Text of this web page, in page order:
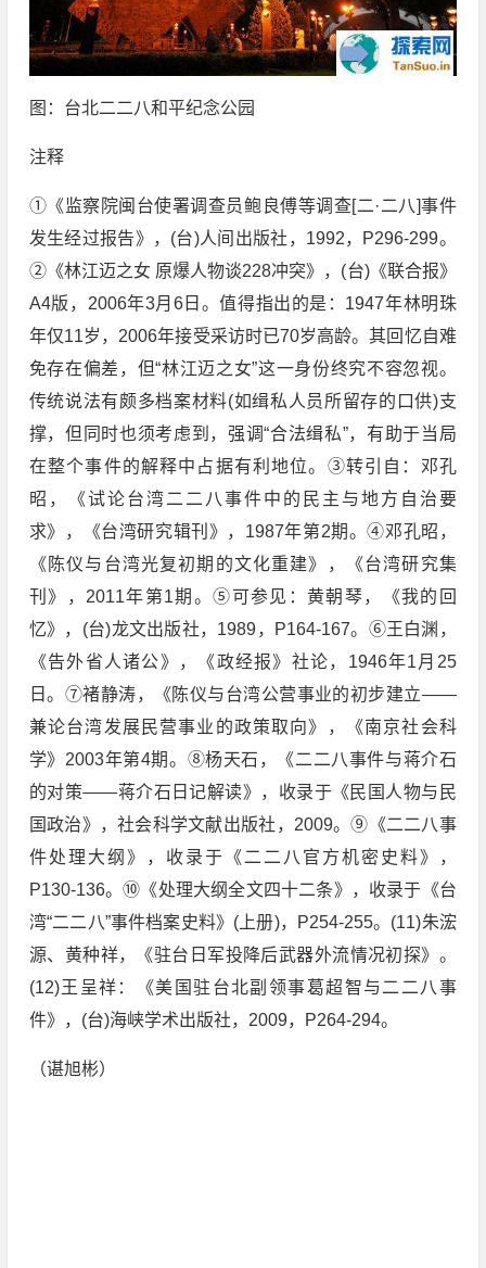
图：台北二二八和平纪念公园
注释
①《监察院闽台使署调查员鲍良傅等调查[二·二八]事件
发生经过报告》，(台)人间出版社，1992，P296-299。
②《林江迈之女 原爆人物谈228冲突》，(台)《联合报》
A4版，2006年3月6日。值得指出的是：1947年林明珠
年仅11岁，2006年接受采访时已70岁高龄。其回忆自难
免存在偏差，但“林江迈之女”这一身份终究不容忽视。
传统说法有颇多档案材料(如缉私人员所留存的口供)支
撑，但同时也须考虑到，强调“合法缉私”，有助于当局
在整个事件的解释中占据有利地位。③转引自：邓孔
昭，《试论台湾二二八事件中的民主与地方自治要
求》，《台湾研究辑刊》，1987年第2期。④邓孔昭，
《陈仪与台湾光复初期的文化重建》，《台湾研究集
刊》，2011年第1期。⑤可参见：黄朝琴，《我的回
忆》，(台)龙文出版社，1989，P164-167。⑥王白渊，
《告外省人诸公》，《政经报》社论，1946年1月25
日。⑦褚静涛，《陈仪与台湾公营事业的初步建立——
兼论台湾发展民营事业的政策取向》，《南京社会科
学》2003年第4期。⑧杨天石，《二二八事件与蒋介石
的对策——蒋介石日记解读》，收录于《民国人物与民
国政治》，社会科学文献出版社，2009。⑨《二二八事
件处理大纲》，收录于《二二八官方机密史料》，
P130-136。⑩《处理大纲全文四十二条》，收录于《台
湾“二二八”事件档案史料》(上册)，P254-255。(11)朱浤
源、黄种祥，《驻台日军投降后武器外流情况初探》。
(12)王呈祥：《美国驻台北副领事葛超智与二二八事
件》，(台)海峡学术出版社，2009，P264-294。
（谌旭彬）